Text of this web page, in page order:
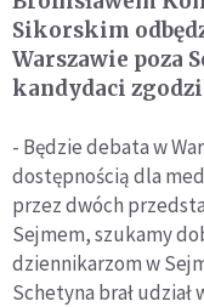
Sikorskim
Warszawie poza
kandydaci
- Będzie debata w
dostępnością dla
przez dwóch
Sejmem, szukamy
dziennikarzom w
Schetyna brał